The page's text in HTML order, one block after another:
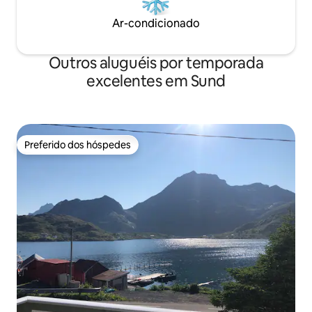
Ar-condicionado
Outros aluguéis por temporada
excelentes em Sund
Preferido dos hóspedes
Preferido dos hóspedes